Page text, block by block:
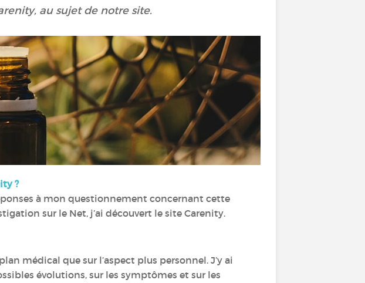
au sujet de notre site.
?
à mon questionnement concernant cette
sur le Net, j’ai découvert le site Carenity.
médical que sur l’aspect plus personnel. J’y ai
évolutions, sur les symptômes et sur les